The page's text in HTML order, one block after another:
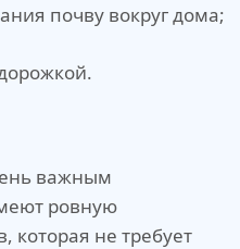
почву вокруг дома;
важным
ровную
которая не требует